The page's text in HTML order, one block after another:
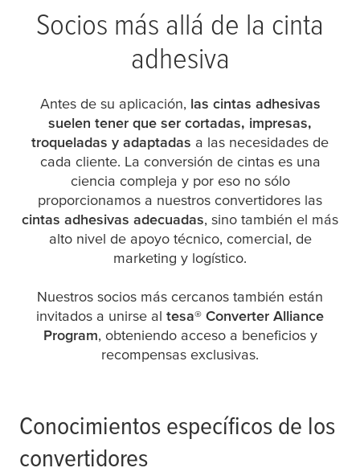
Socios más allá de la cinta
adhesiva
Antes de su aplicación, las cintas adhesivas
suelen tener que ser cortadas, impresas,
troqueladas y adaptadas a las necesidades de
cada cliente. La conversión de cintas es una
ciencia compleja y por eso no sólo
proporcionamos a nuestros convertidores las
cintas adhesivas adecuadas, sino también el más
alto nivel de apoyo técnico, comercial, de
marketing y logístico.
Nuestros socios más cercanos también están
invitados a unirse al tesa® Converter Alliance
Program, obteniendo acceso a beneficios y
recompensas exclusivas.
Conocimientos específicos de los
convertidores